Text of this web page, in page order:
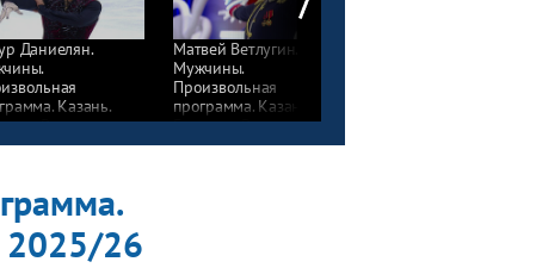
Даниелян.
Казань.
при России
катанию
Матвей Ветлугин.
Мужчины.
Произвольная
программа. Казань.
Гран-при России
по фигурному катанию
2025/26